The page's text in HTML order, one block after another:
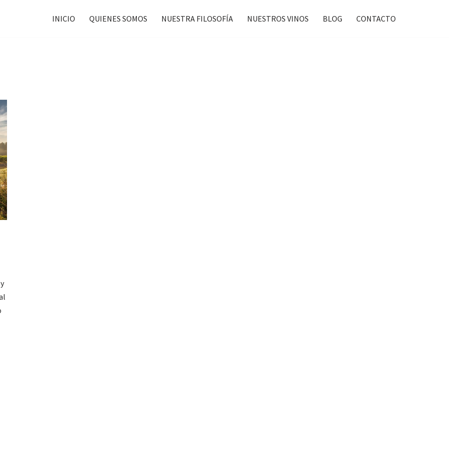
INICIO QUIENES SOMOS NUESTRA FILOSOFÍA NUESTROS VINOS BLOG CONTACTO